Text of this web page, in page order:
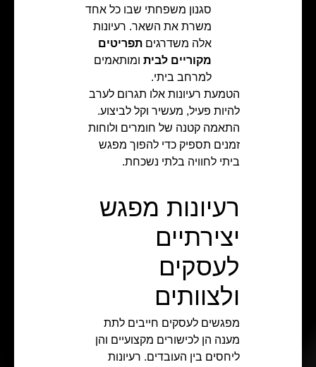
סגנון משפחתי שבו כל אחד
משרת את השאר. רעיונות
אלה משדרגים תפריטים
מקוריים לבית ומותאמים
למרחב ביתי.
הטמעת רעיונות אלו תגרום לערב
להיות פעיל, מעשיר וקל לביצוע.
התאמה קטנה של חומרים ולוחות
זמנים תספיק כדי להפוך מפגש
ביתי לחוויה בלתי נשכחת.
רעיונות מפגש
יצירתיים
לעסקים
ולצוותים
מפגשים לעסקים חייבים לתת
מענה הן לכישורים מקצועיים והן
ליחסים בין העובדים. רעיונות